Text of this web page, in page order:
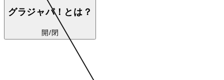
グラジャパ！とは？
開/閉